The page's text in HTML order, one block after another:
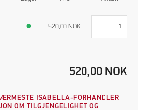
● 520,00 NOK
520,00 NOK
ISABELLA-FORHANDLER
OM TILGJENGELIGHET OG